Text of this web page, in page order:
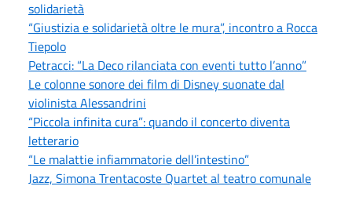
solidarietà
“Giustizia e solidarietà oltre le mura”, incontro a Rocca
Tiepolo
Petracci: “La Deco rilanciata con eventi tutto l’anno”
Le colonne sonore dei film di Disney suonate dal
violinista Alessandrini
“Piccola infinita cura”: quando il concerto diventa
letterario
“Le malattie infiammatorie dell’intestino”
Jazz, Simona Trentacoste Quartet al teatro comunale